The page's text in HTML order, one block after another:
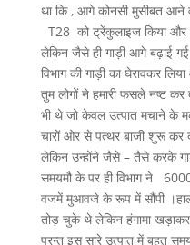
था कि , आगे कोनसी मुसीबत आने
T28 को ट्रेंकुलाइज किया और
लेकिन जैसे ही गाड़ी आगे बढ़ाई
विभाग की गाड़ी का घेरावकर
तुम लोगों ने हमारी फसले नष्ट
भी थे जो केवल उत्पात मचाने के
चारों ओर से पत्थर बाजी शुरू कर
लेकिन उन्होंने जैसे – तैसे करके
समयमौ के पर ही विभाग ने
वजमें मुआवजे के रूप में सौंपी
तोड़ चुके थे लेकिन हंगामा
परन्तु इस सारे उत्पात में बहुत